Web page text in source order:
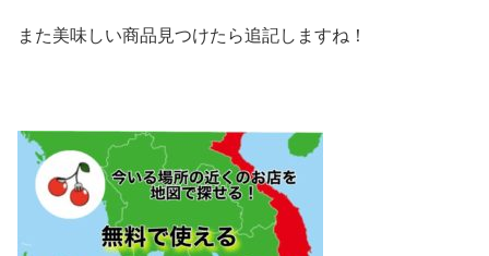
また美味しい商品見つけたら追記しますね！